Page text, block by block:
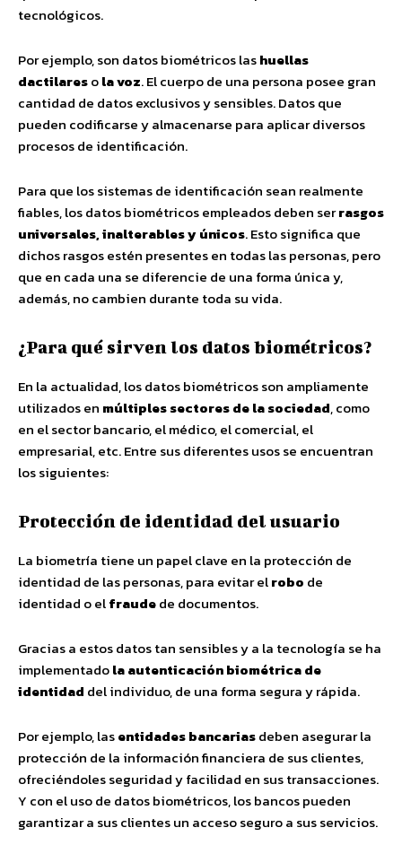
tecnológicos.
Por ejemplo, son datos biométricos lashuellas
dactilaresola voz. El cuerpo de una persona posee gran
cantidad de datos exclusivos y sensibles. Datos que
pueden codificarse y almacenarse para aplicar diversos
procesos de identificación.
Para que los sistemas de identificación sean realmente
fiables, los datos biométricos empleados deben serrasgos
universales, inalterables y únicos. Esto significa que
dichos rasgos estén presentes en todas las personas, pero
que en cada una se diferencie de una forma única y,
además, no cambien durante toda su vida.
¿Para qué sirven los datos biométricos?
En la actualidad, los datos biométricos son ampliamente
utilizados en múltiples sectores de la sociedad, como
en el sector bancario, el médico, el comercial, el
empresarial, etc. Entre sus diferentes usos se encuentran
los siguientes:
Protección de identidad del usuario
La biometría tiene un papel clave en la protección de
identidad de las personas, para evitar elrobo de
identidad o elfraudede documentos.
Gracias a estos datos tan sensibles y a la tecnología se ha
implementadola autenticación biométrica de
identidad del individuo, de una forma segura y rápida.
Por ejemplo, lasentidades bancariasdeben asegurar la
protección de la información financiera de sus clientes,
ofreciéndoles seguridad y facilidad en sus transacciones.
Y con el uso de datos biométricos, los bancos pueden
garantizar a sus clientes un acceso seguro a sus servicios.